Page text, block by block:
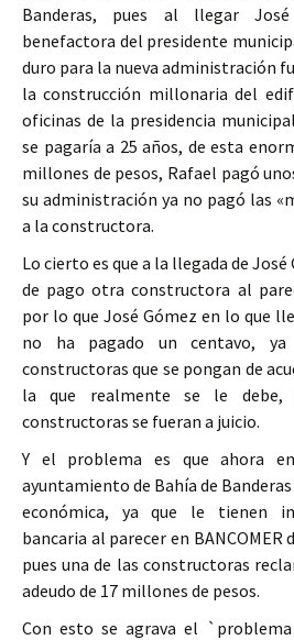
Banderas, pues al llegar
benefactora del presidente
duro para la nueva administración
la construcción millonaria del
oficinas de la presidencia
se pagaría a 25 años, de esta
millones de pesos, Rafael pagó
su administración ya no pagó las
a la constructora.
Lo cierto es que a la llegada de
de pago otra constructora al
por lo que José Gómez en lo que
no ha pagado un centavo,
constructoras que se pongan de
la que realmente se le debe,
constructoras se fueran a juicio.
Y el problema es que ahora
ayuntamiento de Bahía de
económica, ya que le tienen
bancaria al parecer en BANCOMER
pues una de las constructoras
adeudo de 17 millones de pesos.
Con esto se agrava el